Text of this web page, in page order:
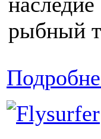
рыбный